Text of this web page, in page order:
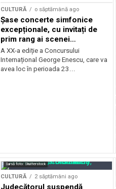
CULTURĂ o săptămână ago
Șase concerte simfonice
excepționale, cu invitați de
prim rang ai scenei
internaționale și ansambluri
orchestrale românești de
prestigiu, în programul
A XX-a ediție a Concursului
Internațional George Enescu, care va
avea loc în perioada 23...
Sursă foto: Shutterstock
CULTURĂ 2 săptămâni ago
Judecătorul suspendă